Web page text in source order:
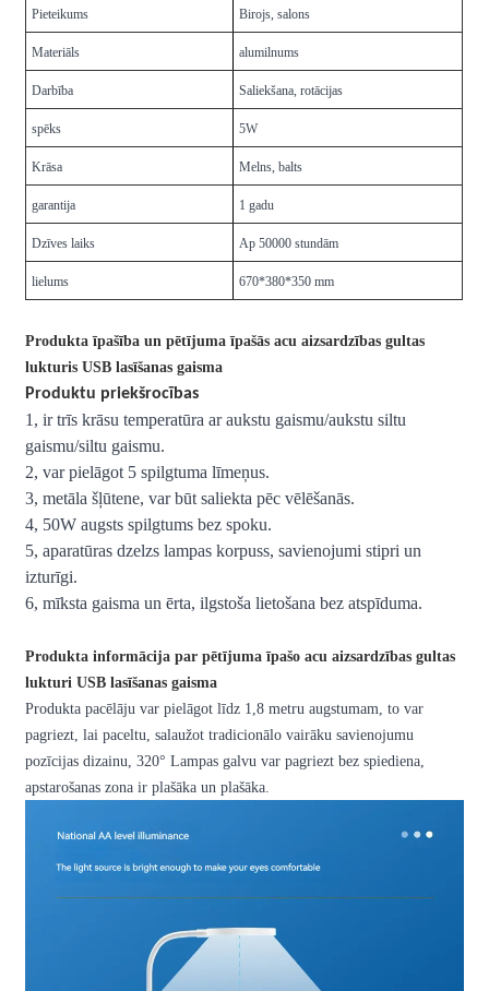
Pieteikums Birojs, salons
Materiāls alumilnums
Darbība Saliekšana, rotācijas
spēks 5W
Krāsa Melns, balts
garantija 1 gadu
Dzīves laiks Ap 50000 stundām
lielums 670*380*350 mm
Produkta īpašība un pētījuma īpašās acu aizsardzības gultas
lukturis USB lasīšanas gaisma
Produktu priekšrocības
1, ir trīs krāsu temperatūra ar aukstu gaismu/aukstu siltu
gaismu/siltu gaismu.
2, var pielāgot 5 spilgtuma līmeņus.
3, metāla šļūtene, var būt saliekta pēc vēlēšanās.
4, 50W augsts spilgtums bez spoku.
5, aparatūras dzelzs lampas korpuss, savienojumi stipri un
izturīgi.
6, mīksta gaisma un ērta, ilgstoša lietošana bez atspīduma.
Produkta informācija par pētījuma īpašo acu aizsardzības gultas
lukturi USB lasīšanas gaisma
Produkta pacēlāju var pielāgot līdz 1,8 metru augstumam, to var
pagriezt, lai paceltu, salaužot tradicionālo vairāku savienojumu
pozīcijas dizainu, 320°Lampas galvu var pagriezt bez spiediena,
apstarošanas zona ir plašāka un plašāka.